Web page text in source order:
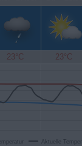
23°C 23°C
Aktuelle